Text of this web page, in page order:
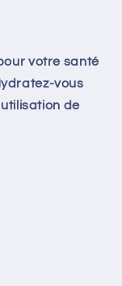
votre santé
vous
de